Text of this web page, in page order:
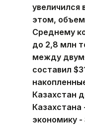
увеличился
этом, объем
Среднему
до 2,8 млн
между
составил
Казахстан
экономику